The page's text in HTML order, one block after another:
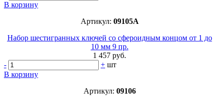
В корзину
Артикул: 09105A
Набор шестигранных ключей со сфероидным концом от 1 до
10 мм 9 пр.
1 457 руб.
-
+ шт
В корзину
Артикул: 09106